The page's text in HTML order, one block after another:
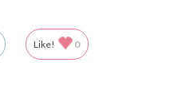
Like! 0